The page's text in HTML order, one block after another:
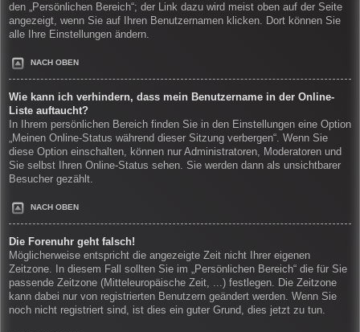
den „Persönlichen Bereich“; der Link dazu wird meist oben auf der Seite
angezeigt, wenn Sie auf Ihren Benutzernamen klicken. Dort können Sie
alle Ihre Einstellungen ändern.
NACH OBEN
Wie kann ich verhindern, dass mein Benutzername in der Online-
Liste auftaucht?
In Ihrem persönlichen Bereich finden Sie in den Einstellungen eine Option
„Meinen Online-Status während dieser Sitzung verbergen“. Wenn Sie
diese Option einschalten, können nur Administratoren, Moderatoren und
Sie selbst Ihren Online-Status sehen. Sie werden dann als unsichtbarer
Besucher gezählt.
NACH OBEN
Die Forenuhr geht falsch!
Möglicherweise entspricht die angezeigte Zeit nicht Ihrer eigenen
Zeitzone. In diesem Fall sollten Sie im „Persönlichen Bereich“ die für Sie
passende Zeitzone (Mitteleuropäische Zeit, ...) festlegen. Die Zeitzone
kann dabei nur von registrierten Benutzern geändert werden. Wenn Sie
noch nicht registriert sind, ist dies ein guter Grund, dies jetzt zu tun.